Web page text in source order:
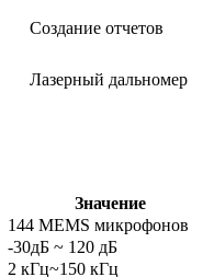
Создание отчетов
Лазерный дальномер
Значение
144 MEMS микрофонов
-30дБ ~ 120 дБ
2 кГц~150 кГц